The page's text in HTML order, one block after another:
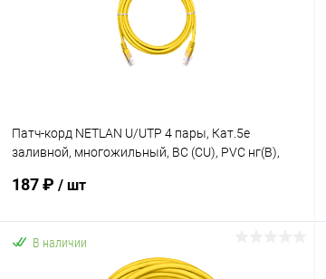
В наличии
Патч-корд NETLAN U/UTP 4 пары, Кат.5е
заливной, многожильный, BC (CU), PVC нг(B),
187 ₽ / шт
В корзину
В наличии